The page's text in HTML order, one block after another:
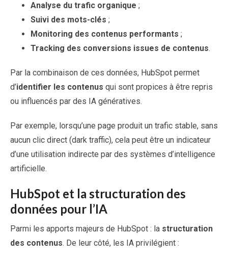
Analyse du trafic organique ;
Suivi des mots-clés ;
Monitoring des contenus performants ;
Tracking des conversions issues de contenus.
Par la combinaison de ces données, HubSpot permet
d’identifier les contenus qui sont propices à être repris
ou influencés par des IA génératives.
Par exemple, lorsqu’une page produit un trafic stable, sans
aucun clic direct (dark traffic), cela peut être un indicateur
d’une utilisation indirecte par des systèmes d’intelligence
artificielle.
HubSpot et la structuration des
données pour l’IA
Parmi les apports majeurs de HubSpot : la structuration
des contenus. De leur côté, les IA privilégient :